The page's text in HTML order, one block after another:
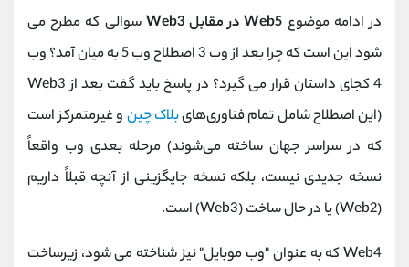
در ادامه موضوع Web5 در مقابل Web3
سوالی که مطرح می
شود این است که چرا بعد از وب 3 اصطلاح وب 5 به میان آمد؟ وب
4 کجای داستان قرار می گیرد؟ در پاسخ باید گفت بعد از Web3
(این اصطلاح شامل تمام فناوری‌هایبلاک چین و غیرمتمرکز است
که در سراسر جهان ساخته می‌شوند) مرحله بعدی وب واقعاً
نسخه جدیدی نیست، بلکه نسخه جایگزینی از آنچه قبلاً داریم
(Web2) یا در حال ساخت (Web3) است.
Web4 که به عنوان "وب موبایل" نیز شناخته می شود، زیرساخت